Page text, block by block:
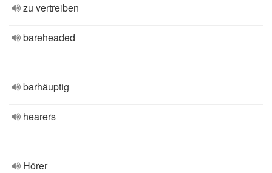
zu vertreiben
bareheaded
barhäuptig
hearers
Hörer